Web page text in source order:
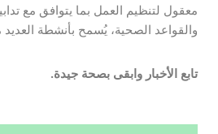
معقول لتنظيم العمل بما يتوافق مع
والقواعد الصحية، يُسمح بأنشطة
تابع الأخبار وابقى بصحة جيدة.